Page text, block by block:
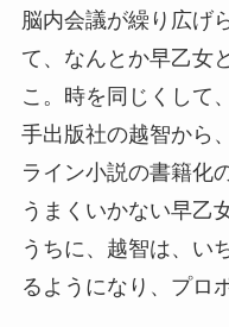
脳内会議が繰り広げ
て、なんとか早乙女
こ。時を同じくして
手出版社の越智から
ライン小説の書籍化
うまくいかない早乙
うちに、越智は、い
るようになり、プロ